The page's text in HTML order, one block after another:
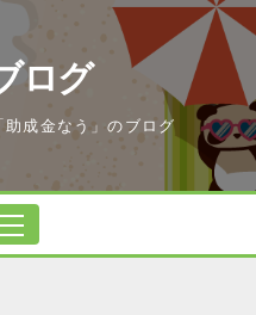
ログ
成金なう」のブログ